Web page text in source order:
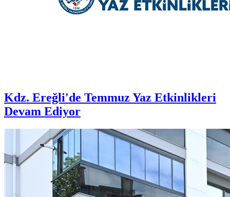
Kdz. Ereğli'de Temmuz Yaz Etkinlikleri
Devam Ediyor